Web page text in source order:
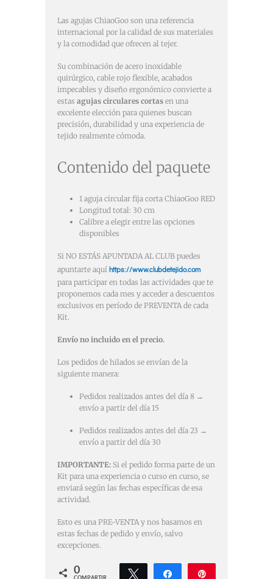
Las agujas ChiaoGoo son una referencia
internacional por la calidad de sus materiales
y la comodidad que ofrecen al tejer.
Su combinación de acero inoxidable
quirúrgico, cable rojo flexible, acabados
impecables y diseño ergonómico convierte a
estas agujas circulares cortas en una
excelente elección para quienes buscan
precisión, durabilidad y una experiencia de
tejido realmente cómoda.
Contenido del paquete
1 aguja circular fija corta ChiaoGoo RED
Longitud total: 30 cm
Calibre a elegir entre las opciones
disponibles
Si NO ESTÁS APUNTADA AL CLUB puedes
apuntarte aquí https://www.clubdetejido.com
para participar en todas las actividades que te
proponemos cada mes y acceder a descuentos
exclusivos en período de PREVENTA de cada
Kit.
Envío no incluido en el precio.
Los pedidos de hilados se envían de la
siguiente manera:
Pedidos realizados antes del día 8 →
envío a partir del día 15
Pedidos realizados antes del día 23 →
envío a partir del día 30
IMPORTANTE: Si el pedido forma parte de un
Kit para una experiencia o curso en curso, se
enviará según las fechas específicas de esa
actividad.
Esto es una PRE-VENTA y nos basamos en
estas fechas de pedido y envío, salvo
excepciones.
0 Twittear Compartir